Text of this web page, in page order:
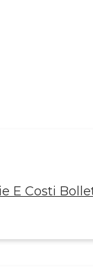
E Costi